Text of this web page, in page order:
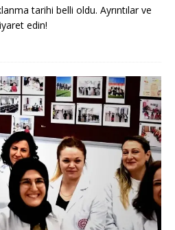
tarihi belli oldu. Ayrıntılar ve
edin!